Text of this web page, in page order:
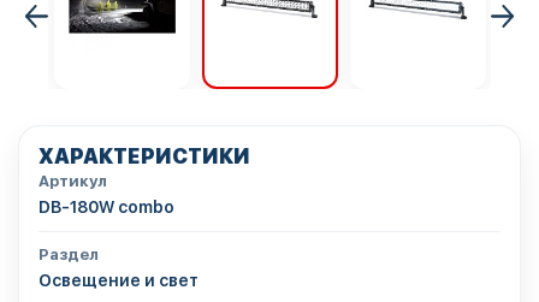
ХАРАКТЕРИСТИКИ
Артикул
DB-180W combo
Раздел
Освещение и свет